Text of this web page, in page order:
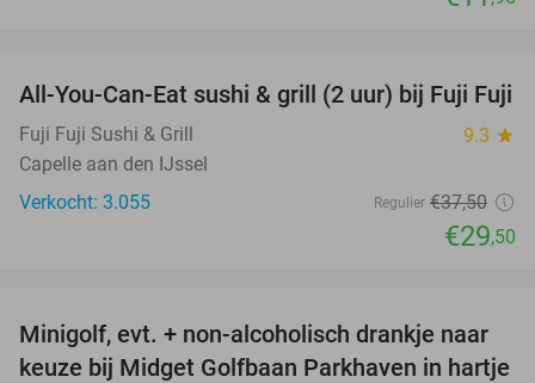
21%
All-You-Can-Eat sushi & grill (2 uur) bij Fuji Fuji
Fuji Fuji Sushi & Grill 9.3 star
Capelle aan den IJssel
Verkocht: 3.055
Regulier €37,50
€29,50
24%
Minigolf, evt. + non-alcoholisch drankje naar
keuze bij Midget Golfbaan Parkhaven in hartje